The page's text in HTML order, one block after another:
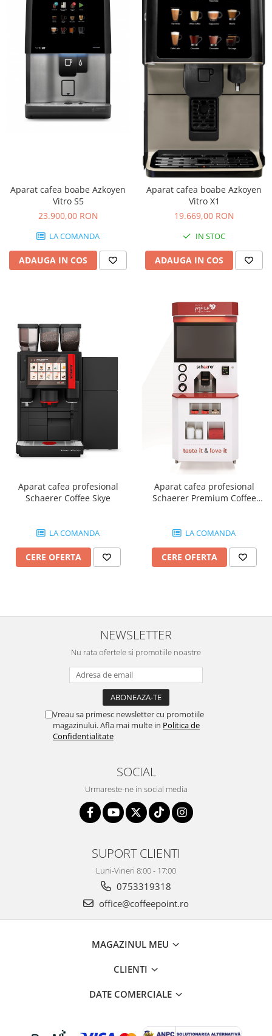
Aparat cafea boabe Azkoyen
Vitro S5
23.900,00 RON
LA COMANDA
ADAUGA IN COS
Aparat cafea boabe Azkoyen
Vitro X1
19.669,00 RON
IN STOC
ADAUGA IN COS
Aparat cafea profesional
Schaerer Coffee Skye
LA COMANDA
CERE OFERTA
Aparat cafea profesional
Schaerer Premium Coffee
LA COMANDA
CERE OFERTA
NEWSLETTER
Nu rata ofertele si promotiile noastre
Vreau sa primesc newsletter cu promotiile
magazinului. Afla mai multe in Politica de
Confidentialitate
SOCIAL
Urmareste-ne in social media
SUPORT CLIENTI
Luni-Vineri 8:00 - 17:00
0753319318
office@coffeepoint.ro
MAGAZINUL MEU
CLIENTI
DATE COMERCIALE